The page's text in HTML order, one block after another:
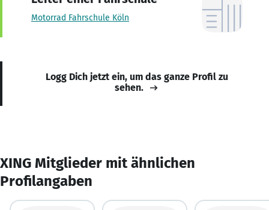
Motorrad Fahrschule Köln
Logg Dich jetzt ein, um das ganze Profil zu
sehen.
XING Mitglieder mit ähnlichen
Profilangaben